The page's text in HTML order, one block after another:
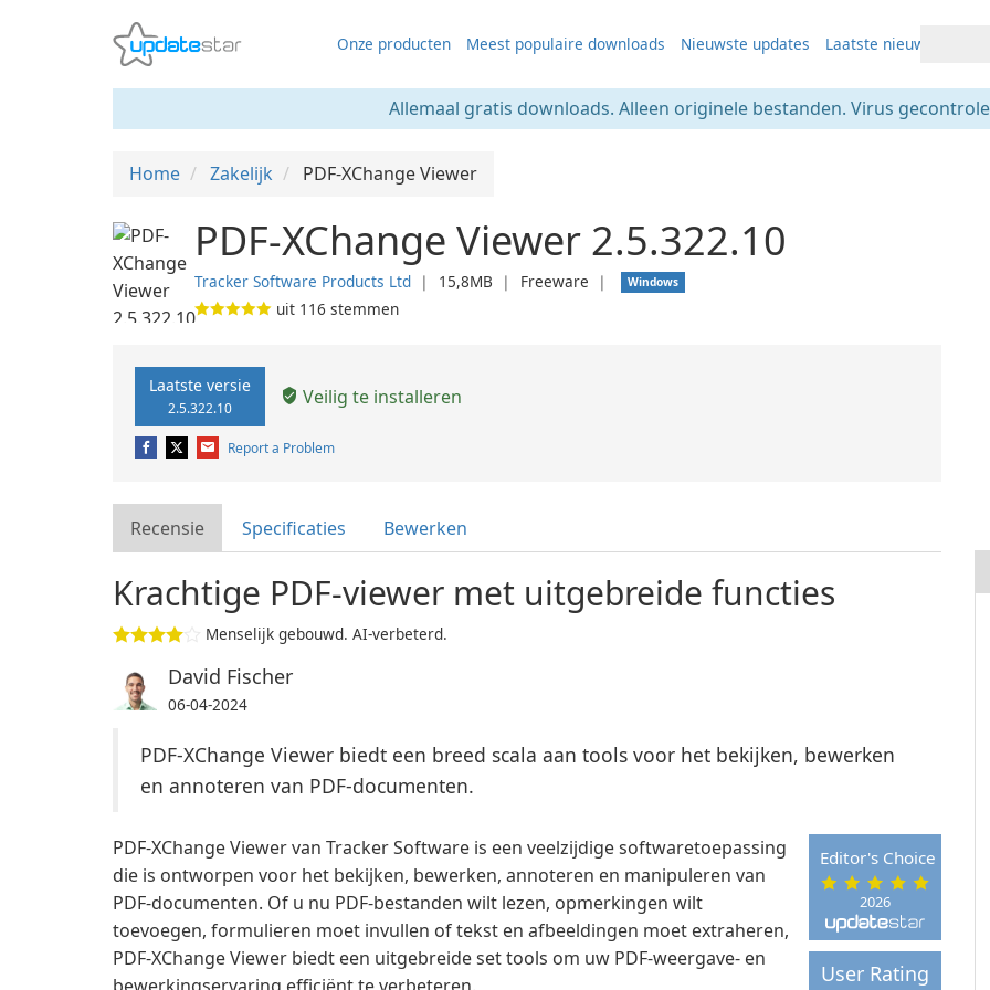
Onze producten Meest populaire downloads Nieuwste updates Laatste nieuws
Allemaal gratis downloads. Alleen originele bestanden. Virus
Home Zakelijk PDF-XChange Viewer
PDF-XChange Viewer 2.5.322.10
Tracker Software Products Ltd ❘ 15,8MB ❘ Freeware ❘ Windows
uit 116 stemmen
Laatste versie
2.5.322.10 Veilig te installeren
Report a Problem
Recensie Specificaties Bewerken
Krachtige PDF-viewer met uitgebreide functies
Menselijk gebouwd. AI-verbeterd.
David Fischer
06-04-2024
PDF-XChange Viewer biedt een breed scala aan tools voor het bekijken, bewerken
en annoteren van PDF-documenten.
2026
Editor's Choice
User Rating
PDF-XChange Viewer van Tracker Software is een veelzijdige softwaretoepassing
die is ontworpen voor het bekijken, bewerken, annoteren en manipuleren van
PDF-documenten. Of u nu PDF-bestanden wilt lezen, opmerkingen wilt
toevoegen, formulieren moet invullen of tekst en afbeeldingen moet extraheren,
PDF-XChange Viewer biedt een uitgebreide set tools om uw PDF-weergave- en